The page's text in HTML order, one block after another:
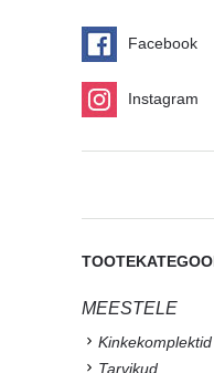
Facebook
Instagram
MEESTELE
Kinkekomplektid
Tarvikud